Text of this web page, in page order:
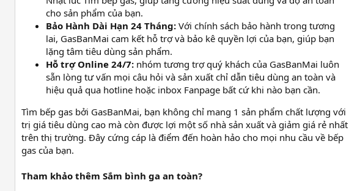
cho sản phẩm của bạn.
Bảo Hành Dài Hạn 24 Tháng: Với chính sách bảo hành trong tương
lai, GasBanMai cam kết hỗ trợ và bảo kê quyền lợi của bạn, giúp bạn
lặng tâm tiêu dùng sản phẩm.
Hỗ trợ Online 24/7: nhóm tương trợ quý khách của GasBanMai luôn
sẵn lòng tư vấn mọi câu hỏi và sản xuất chỉ dẫn tiêu dùng an toàn và
hiệu quả qua hotline hoặc inbox Fanpage bất cứ khi nào bạn cần.
Tìm bếp gas bởi GasBanMai, bạn không chỉ mang 1 sản phẩm chất lượng với
trị giá tiêu dùng cao mà còn được lợi một số nhà sản xuất và giảm giá rẻ nhất
trên thị trường. Đây cứng cáp là điểm đến hoàn hảo cho mọi nhu cầu về bếp
gas của bạn.
Tham khảo thêm Sắm bình ga an toàn?